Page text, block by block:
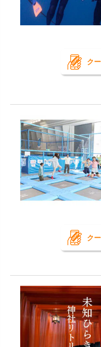
ク
ク